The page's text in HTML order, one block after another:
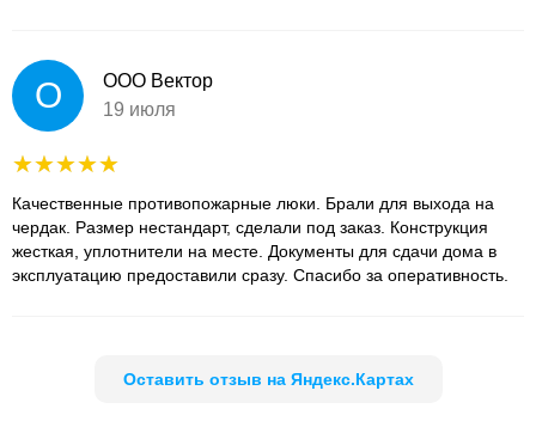
О
ООО Вектор
19 июля
Качественные противопожарные люки. Брали для выхода на
чердак. Размер нестандарт, сделали под заказ. Конструкция
жесткая, уплотнители на месте. Документы для сдачи дома в
эксплуатацию предоставили сразу. Спасибо за оперативность.
Оставить отзыв на Яндекс.Картах